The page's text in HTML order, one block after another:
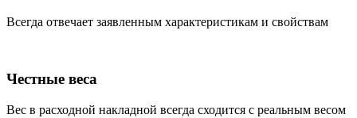
Всегда отвечает заявленным характеристикам и свойствам
Честные веса
Вес в расходной накладной всегда сходится с реальным весом